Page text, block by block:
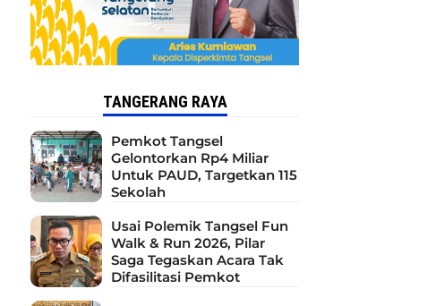
TANGERANG RAYA
Pemkot Tangsel
Gelontorkan Rp4 Miliar
Untuk PAUD, Targetkan 115
Sekolah
Usai Polemik Tangsel Fun
Walk & Run 2026, Pilar
Saga Tegaskan Acara Tak
Difasilitasi Pemkot